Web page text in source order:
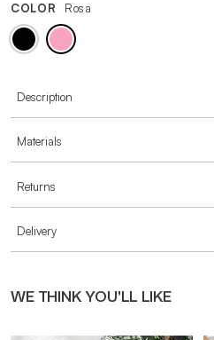
COLOR Rosa
Description
Materials
Returns
Delivery
WE THINK YOU’LL LIKE